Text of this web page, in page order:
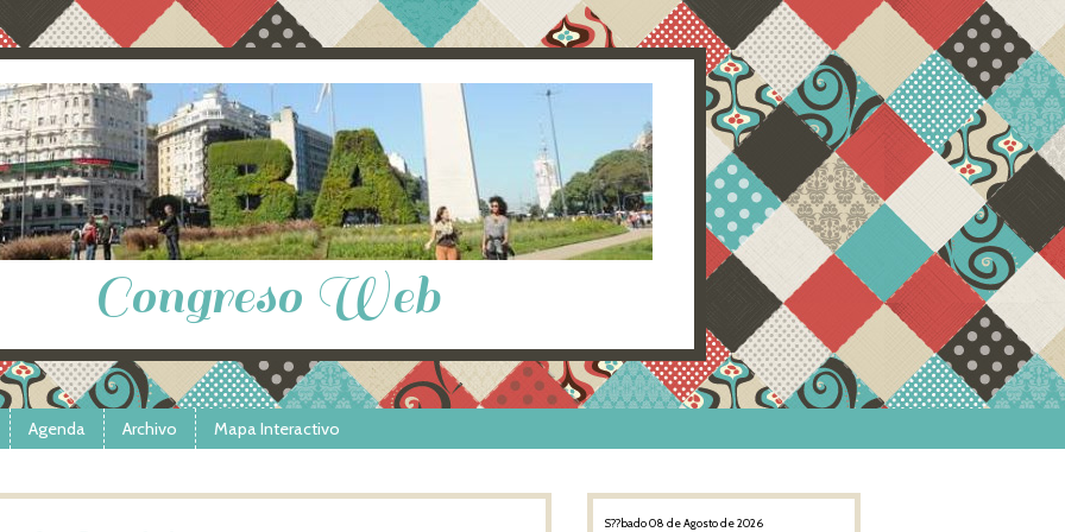
Congreso Web
Agenda Archivo Mapa Interactivo
S??bado 08 de Agosto de 2026